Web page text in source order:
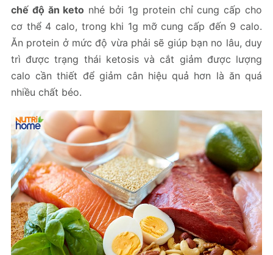
chế độ ăn keto nhé bởi 1g protein chỉ cung cấp cho
cơ thể 4 calo, trong khi 1g mỡ cung cấp đến 9 calo.
Ăn protein ở mức độ vừa phải sẽ giúp bạn no lâu, duy
trì được trạng thái ketosis và cắt giảm được lượng
calo cần thiết để giảm cân hiệu quả hơn là ăn quá
nhiều chất béo.